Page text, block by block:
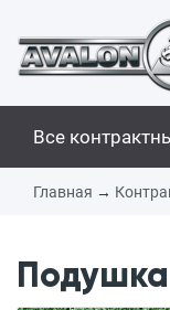
Все
Главная →
Подушка